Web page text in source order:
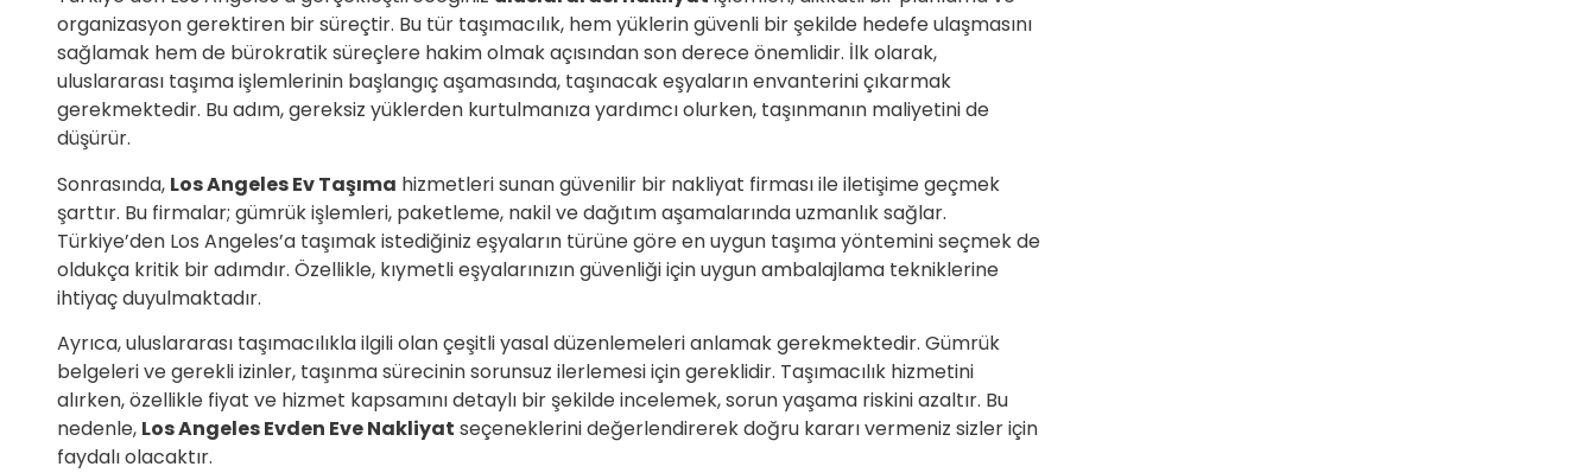
organizasyon gerektiren bir süreçtir. Bu tür taşımacılık, hem yüklerin güvenli bir şekilde hedefe ulaşmasını
sağlamak hem de bürokratik süreçlere hakim olmak açısından son derece önemlidir. İlk olarak,
uluslararası taşıma işlemlerinin başlangıç aşamasında, taşınacak eşyaların envanterini çıkarmak
gerekmektedir. Bu adım, gereksiz yüklerden kurtulmanıza yardımcı olurken, taşınmanın maliyetini de
düşürür.
Sonrasında, Los Angeles Ev Taşıma hizmetleri sunan güvenilir bir nakliyat firması ile iletişime geçmek
şarttır. Bu firmalar; gümrük işlemleri, paketleme, nakil ve dağıtım aşamalarında uzmanlık sağlar.
Türkiye’den Los Angeles’a taşımak istediğiniz eşyaların türüne göre en uygun taşıma yöntemini seçmek de
oldukça kritik bir adımdır. Özellikle, kıymetli eşyalarınızın güvenliği için uygun ambalajlama tekniklerine
ihtiyaç duyulmaktadır.
Ayrıca, uluslararası taşımacılıkla ilgili olan çeşitli yasal düzenlemeleri anlamak gerekmektedir. Gümrük
belgeleri ve gerekli izinler, taşınma sürecinin sorunsuz ilerlemesi için gereklidir. Taşımacılık hizmetini
alırken, özellikle fiyat ve hizmet kapsamını detaylı bir şekilde incelemek, sorun yaşama riskini azaltır. Bu
nedenle, Los Angeles Evden Eve Nakliyat seçeneklerini değerlendirerek doğru kararı vermeniz sizler için
faydalı olacaktır.